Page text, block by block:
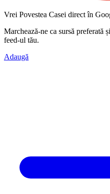
Vrei Povestea Casei direct în
Marchează-ne ca sursă preferată
feed-ul tău.
Adaugă